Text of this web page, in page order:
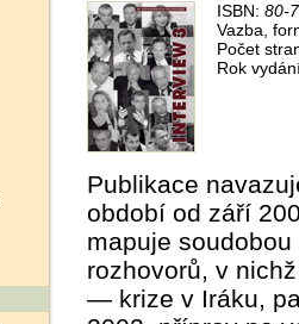
ISBN: 80-
Vazba,
Počet
Rok
Publikace
období od září
mapuje
rozhovorů, v
— krize v Iráku,